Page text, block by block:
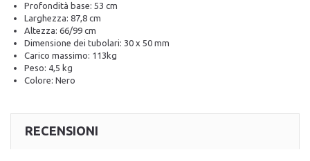
Profondità base: 53 cm
Larghezza: 87,8 cm
Altezza: 66/99 cm
Dimensione dei tubolari: 30 x 50 mm
Carico massimo: 113kg
Peso: 4,5 kg
Colore: Nero
RECENSIONI